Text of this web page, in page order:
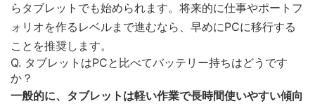
らタブレットでも始められます。将来的に仕事やポートフ
ォリオを作るレベルまで進むなら、早めにPCに移行する
ことを推奨します。
Q. タブレットはPCと比べてバッテリー持ちはどうです
か？
一般的に、タブレットは軽い作業で長時間使いやすい傾向